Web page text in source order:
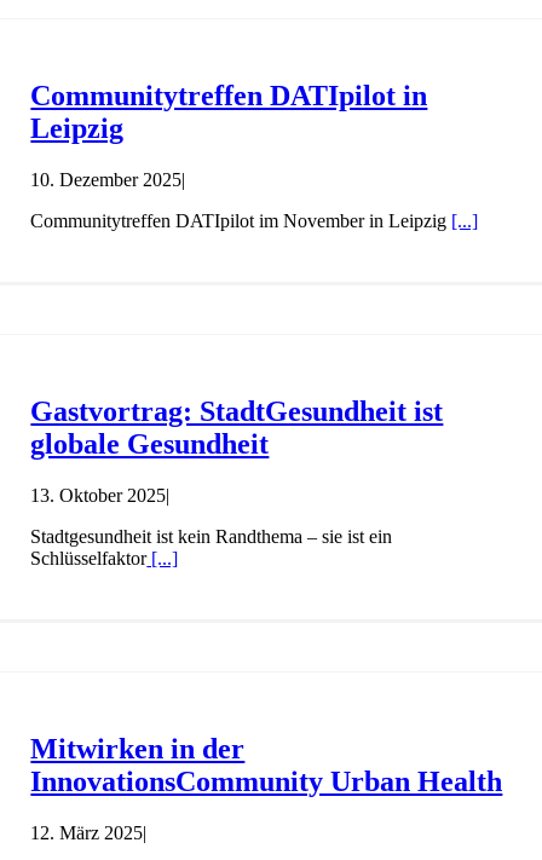
Communitytreffen DATIpilot in
Leipzig
10. Dezember 2025|
Communitytreffen DATIpilot im November in Leipzig [...]
Gastvortrag: StadtGesundheit ist
globale Gesundheit
13. Oktober 2025|
Stadtgesundheit ist kein Randthema – sie ist ein
Schlüsselfaktor[...]
Mitwirken in der
InnovationsCommunity Urban Health
12. März 2025|